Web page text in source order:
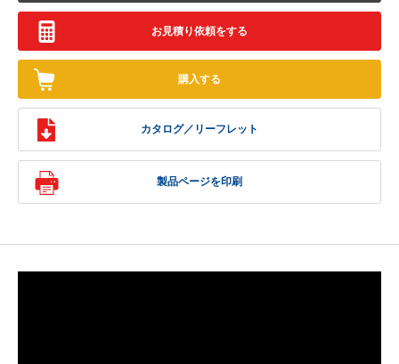
お見積り依頼をする
購入する
カタログ／リーフレット
製品ページを印刷